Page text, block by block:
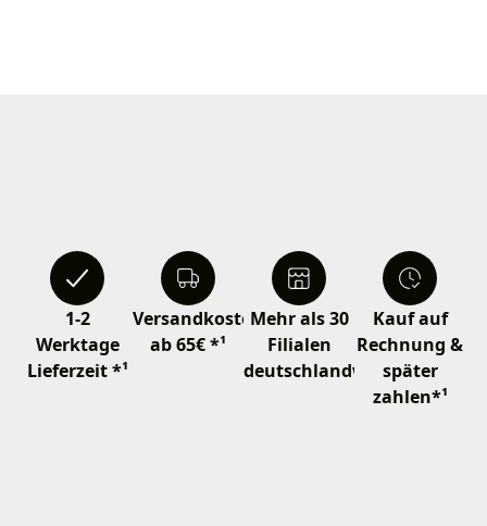
1-2
Werktage
Lieferzeit *¹
Versandkostenfrei
ab 65€ *¹
Mehr als 30
Filialen
deutschlandweit
Kauf auf
Rechnung &
später
zahlen*¹